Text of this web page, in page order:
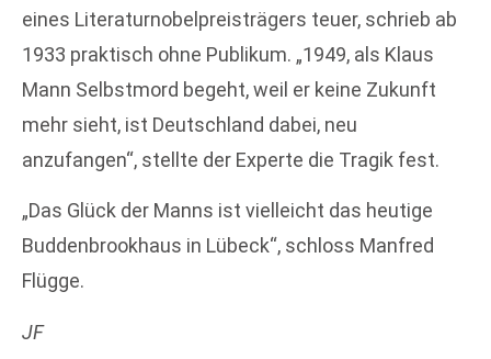
eines Literaturnobelpreisträgers teuer, schrieb ab
1933 praktisch ohne Publikum. „1949, als Klaus
Mann Selbstmord begeht, weil er keine Zukunft
mehr sieht, ist Deutschland dabei, neu
anzufangen“, stellte der Experte die Tragik fest.
„Das Glück der Manns ist vielleicht das heutige
Buddenbrookhaus in Lübeck“, schloss Manfred
Flügge.
JF